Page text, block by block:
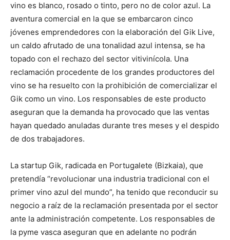
vino es blanco, rosado o tinto, pero no de color azul. La
aventura comercial en la que se embarcaron cinco
jóvenes emprendedores con la elaboración del Gik Live,
un caldo afrutado de una tonalidad azul intensa, se ha
topado con el rechazo del sector vitivinícola. Una
reclamación procedente de los grandes productores del
vino se ha resuelto con la prohibición de comercializar el
Gik como un vino. Los responsables de este producto
aseguran que la demanda ha provocado que las ventas
hayan quedado anuladas durante tres meses y el despido
de dos trabajadores.
La startup Gik, radicada en Portugalete (Bizkaia), que
pretendía “revolucionar una industria tradicional con el
primer vino azul del mundo”, ha tenido que reconducir su
negocio a raíz de la reclamación presentada por el sector
ante la administración competente. Los responsables de
la pyme vasca aseguran que en adelante no podrán